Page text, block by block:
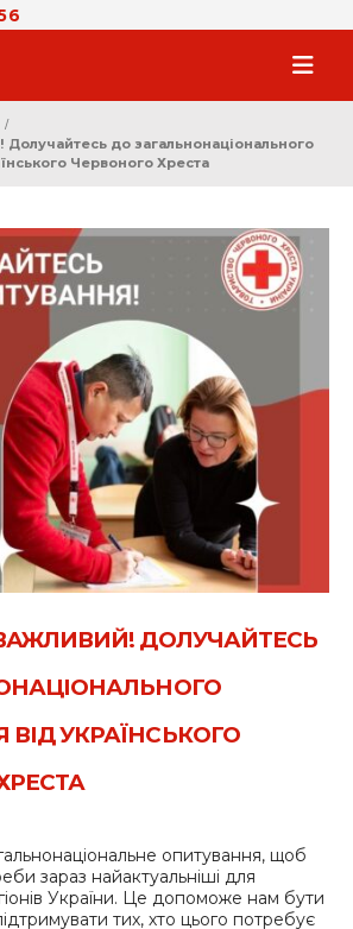
до загальнонаціонального
Червоного Хреста
ДОЛУЧАЙТЕСЬ
УКРАЇНСЬКОГО
опитування, щоб
зараз найактуальніші для
України. Це допоможе нам бути
тих, хто цього потребує